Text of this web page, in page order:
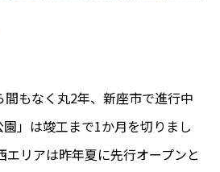
もなく丸2年、新座市で進行中
」は竣工まで1か月を切りまし
エリアは昨年夏に先行オープンと